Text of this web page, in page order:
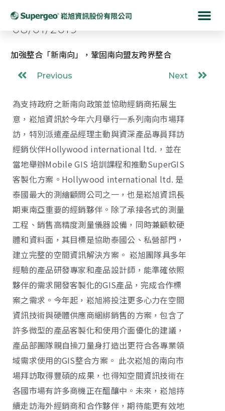
08/01/2019
加強整合「新南向」，鞏固南向盟友跨界整合
Previous Next
為支持政府之新南向政策並協助經銷商拓展生
意，崧旭資訊於今年六月舉行一系列南向市場拜
訪，特別派遣產品經理主動與資深產品專員拜訪
經銷伙伴Hollywood international ltd.，並在
當地舉辦Mobile GIS 培訓課程和推動SuperGIS
客製化方案。Hollywood international ltd. 是
泰國最大的測繪顧問公司之一，也是崧旭資訊長
期東南亞重要的經銷夥伴。除了承接各式的測量
工程、銷售高精度測量儀器設備，同時兼顧軟硬
體和資料面，其目標是協助泰國公、私營部門，
建立完整的空間資訊解決方案。 崧旭團隊具多年
經驗的產品研發專家和產品設計師，能準確依照
夥伴的需求開發客製化的GIS產品，完成合作標
案之需求。今年起，崧旭將投注更多心力在空間
資訊技術與硬體供應商綑綁銷售的方案，包含了
許多微型的產品客製化和使用介面優化的建議，
產品部團隊親自操刀量身打造出更符合各專業領
域需求使用的GIS整合方案。 此次崧旭的南向市
場拜訪取得豐碩的成果，也得知空間資訊技術在
各國市場有許多商機正在醞釀中。未來，崧旭持
續走訪海外經銷商和合作夥伴，期待能更有效地